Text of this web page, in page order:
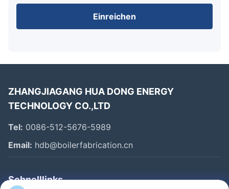
Einreichen
ZHANGJIAGANG HUA DONG ENERGY
TECHNOLOGY CO.,LTD
Tel: 0086-512-5676-5989
Email: hdb@boilerfabrication.cn
Schnelllinks